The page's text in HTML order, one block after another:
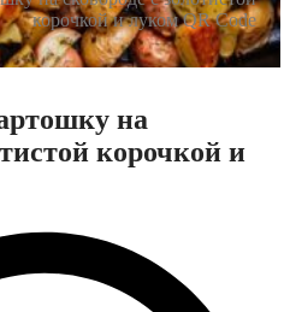
на
корочкой и